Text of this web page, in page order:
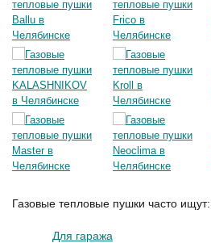
Газовые тепловые пушки часто ищут:
Для гаража